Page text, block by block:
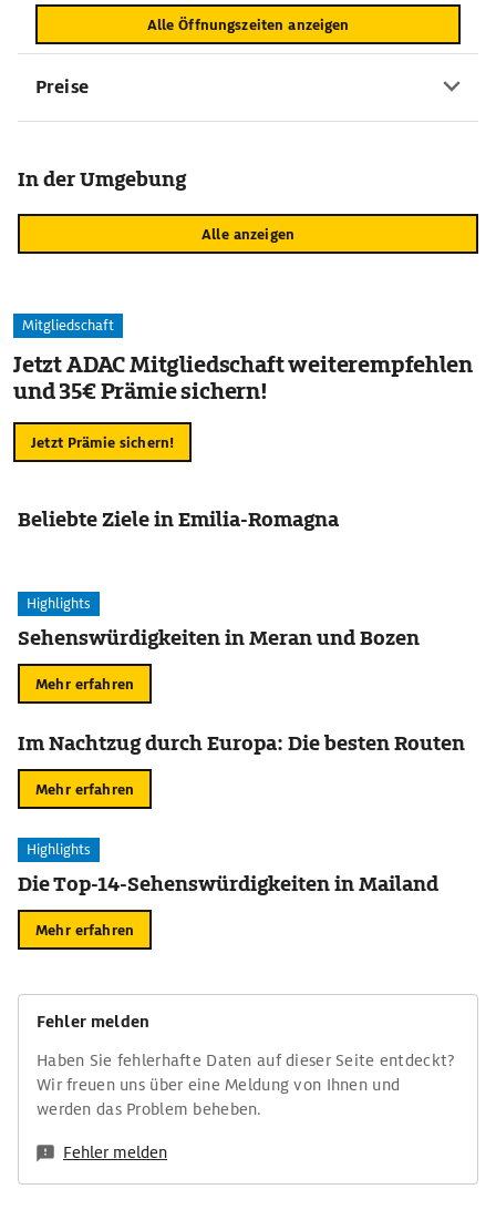
Alle Öffnungszeiten anzeigen
Preise
In der Umgebung
Alle anzeigen
Mitgliedschaft
Jetzt ADAC Mitgliedschaft weiterempfehlen
und 35€ Prämie sichern!
Jetzt Prämie sichern!
Beliebte Ziele in Emilia-Romagna
Highlights
Sehenswürdigkeiten in Meran und Bozen
Mehr erfahren
Im Nachtzug durch Europa: Die besten Routen
Mehr erfahren
Highlights
Die Top-14-Sehenswürdigkeiten in Mailand
Mehr erfahren
Fehler melden
Haben Sie fehlerhafte Daten auf dieser Seite entdeckt?
Wir freuen uns über eine Meldung von Ihnen und
werden das Problem beheben.
Fehler melden